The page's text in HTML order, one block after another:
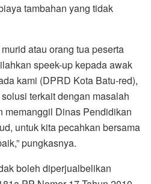
tambahan yang tidak
atau orang tua peserta
speek-up kepada awak
kami (DPRD Kota Batu-red),
terkait dengan masalah
memanggil Dinas Pendidikan
untuk kita pecahkan bersama
pungkasnya.
boleh diperjualbelikan